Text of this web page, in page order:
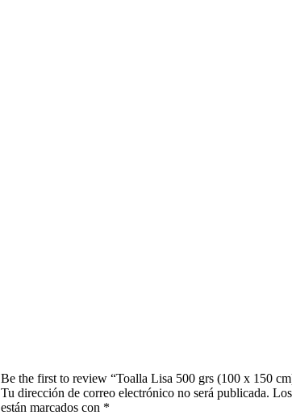
Be the first to review “Toalla Lisa 500 grs (100 x 150
Tu dirección de correo electrónico no será publicada.
están marcados con *